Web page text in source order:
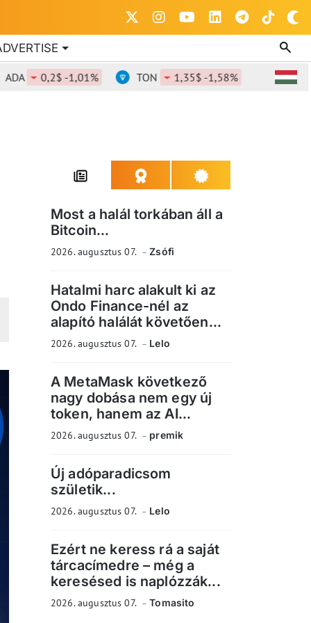
0,2$ -1,01% TON 1,35$ -1,58%
Most a halál torkában áll a
Bitcoin...
2026. augusztus 07. Zsófi
Hatalmi harc alakult ki az
Ondo Finance-nél az
alapító halálát követően...
2026. augusztus 07. Lelo
A MetaMask következő
nagy dobása nem egy új
token, hanem az AI...
2026. augusztus 07. premik
Új adóparadicsom
születik...
2026. augusztus 07. Lelo
Ezért ne keress rá a saját
tárcacímedre – még a
keresésed is naplózzák...
2026. augusztus 07. Tomasito